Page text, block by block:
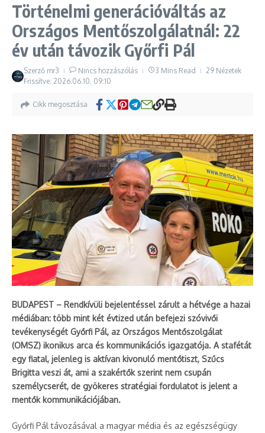
Történelmi generációváltás az
Országos Mentőszolgálatnál: 22
év után távozik Győrfi Pál
Szerző mr3 Nincs hozzászólás 3 Mins Read
29 Nézetek
Frissítve: 2026.06.10. 09:10
Cikk megosztása
BUDAPEST – Rendkívüli bejelentéssel zárult a hétvége a hazai
médiában: több mint két évtized után befejezi szóvivői
tevékenységét Győrfi Pál, az Országos Mentőszolgálat
(OMSZ) ikonikus arca és kommunikációs igazgatója. A stafétát
egy fiatal, jelenleg is aktívan kivonuló mentőtiszt, Szűcs
Brigitta veszi át, ami a szakértők szerint nem csupán
személycserét, de gyökeres stratégiai fordulatot is jelent a
mentők kommunikációjában.
Győrfi Pál távozásával a magyar média és az egészségügy